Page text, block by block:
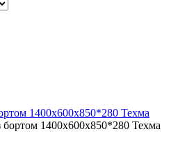
1400х600х850*280 Техма